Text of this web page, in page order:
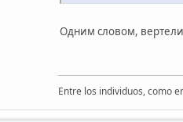
Одним словом,
Entre los individuos, como